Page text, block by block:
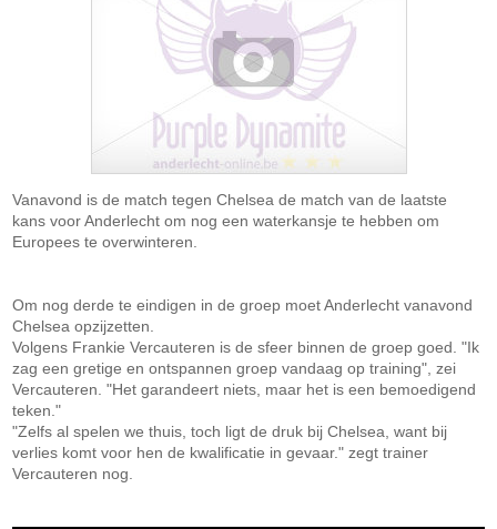
Vanavond is de match tegen Chelsea de match van de laatste
kans voor Anderlecht om nog een waterkansje te hebben om
Europees te overwinteren.
Om nog derde te eindigen in de groep moet Anderlecht vanavond
Chelsea opzijzetten.
Volgens Frankie Vercauteren is de sfeer binnen de groep goed. "Ik
zag een gretige en ontspannen groep vandaag op training", zei
Vercauteren. "Het garandeert niets, maar het is een bemoedigend
teken."
"Zelfs al spelen we thuis, toch ligt de druk bij Chelsea, want bij
verlies komt voor hen de kwalificatie in gevaar." zegt trainer
Vercauteren nog.